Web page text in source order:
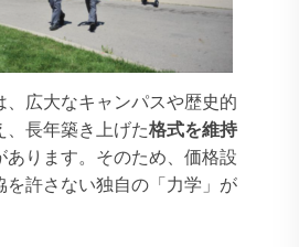
、広大なキャンパスや歴史的
、長年築き上げた格式を維持
あります。そのため、価格設
を許さない独自の「力学」が